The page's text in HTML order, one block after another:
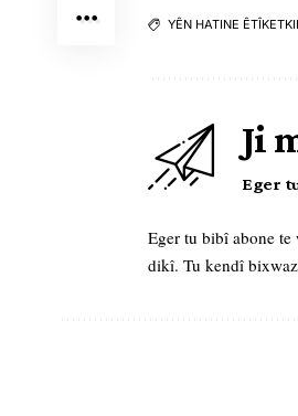
YÊN HATINE
Ji
Eger
Eger tu bibî abone te
dikî. Tu kendî